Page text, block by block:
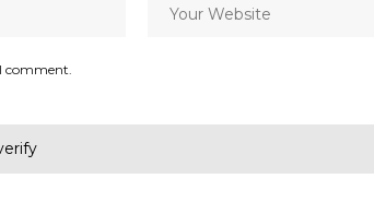
comment.